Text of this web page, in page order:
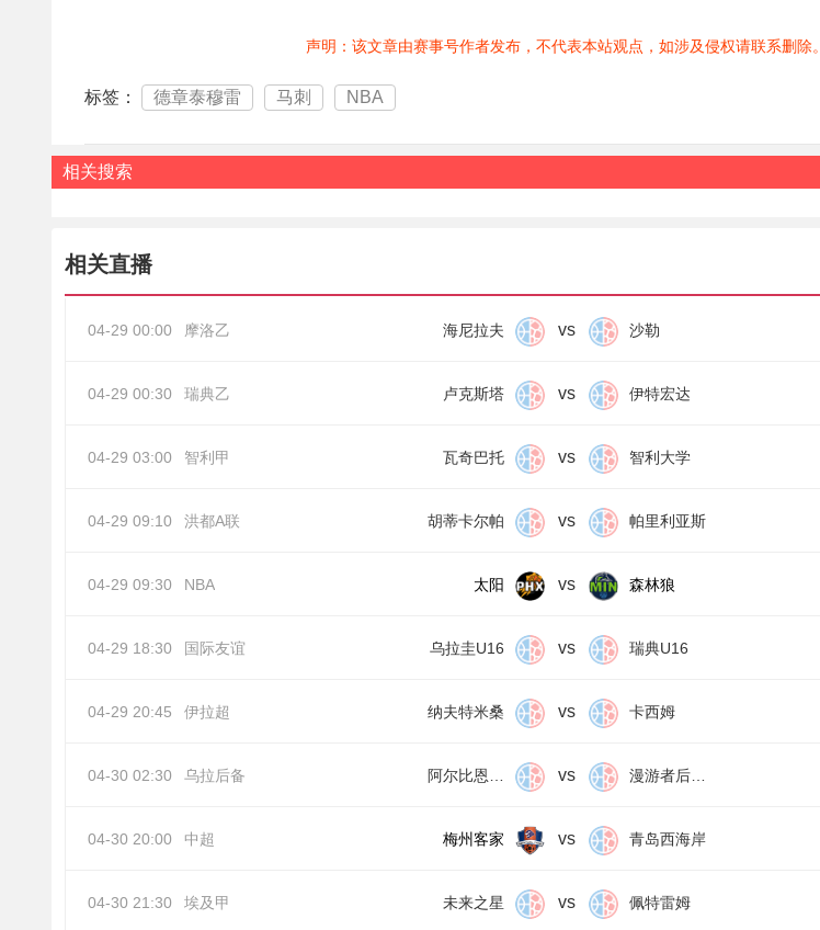
声明：该文章由赛事号作者发布，不代表本站观点，如涉及侵权请联系删除。
标签： 德章泰穆雷 马刺 NBA
相关搜索
相关直播
04-29 00:00 摩洛乙 海尼拉夫 vs 沙勒
04-29 00:30 瑞典乙 卢克斯塔 vs 伊特宏达
04-29 03:00 智利甲 瓦奇巴托 vs 智利大学
04-29 09:10 洪都A联 胡蒂卡尔帕 vs 帕里利亚斯
04-29 09:30 NBA 太阳 vs 森林狼
04-29 18:30 国际友谊 乌拉圭U16 vs 瑞典U16
04-29 20:45 伊拉超 纳夫特米桑 vs 卡西姆
04-30 02:30 乌拉后备 vs
04-30 20:00 中超 梅州客家 vs 青岛西海岸
04-30 21:30 埃及甲 未来之星 vs 佩特雷姆